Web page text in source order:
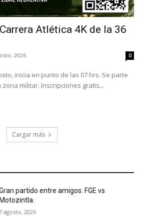
Atlética 4K de la 36
2026 0
inicia en punto de las 07 hrs. Se parte
del 43 aniversario de la zona militar. Inscripciones gratis...
Cargar más
partido entre amigos: FGE vs
Motozintla.
agosto, 2026